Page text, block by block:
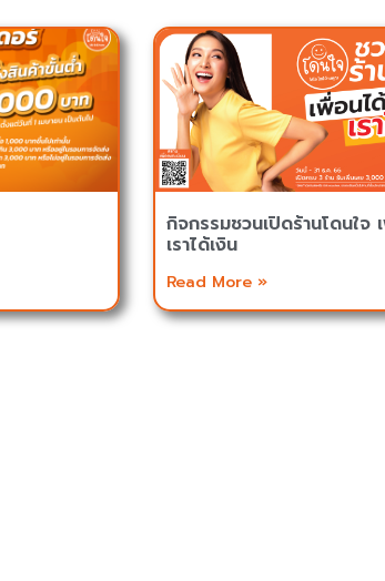
กิจกรรมชวนเปิดร้านโดนใจ
เราได้เงิน
Read More »